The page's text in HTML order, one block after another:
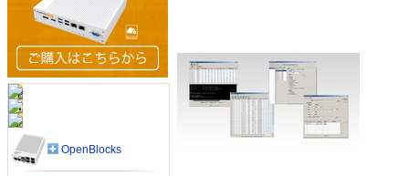
OpenBlocks